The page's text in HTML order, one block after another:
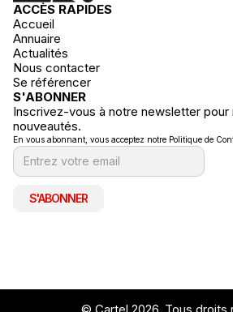
ACCÈS RAPIDES
Accueil
Annuaire
Actualités
Nous contacter
Se référencer
S'ABONNER
Inscrivez-vous à notre newsletter
nouveautés.
En vous abonnant, vous acceptez notre Politique de